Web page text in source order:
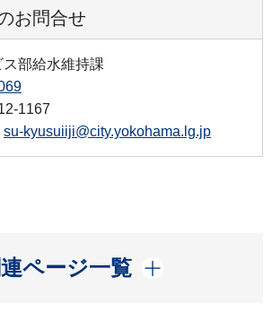
お問合せ
部給水維持課
1167
su-kyusuiiji@city.yokohama.lg.jp
ページ一覧
開く